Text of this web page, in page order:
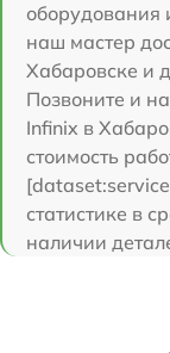
оборудования
наш мастер
Хабаровске и
Позвоните и
Infinix в
стоимость
статистике в
наличии